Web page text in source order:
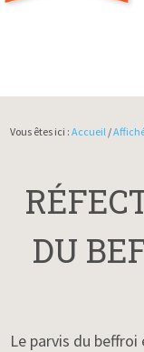
Vous êtes ici :Accueil /
DU
Le parvis du